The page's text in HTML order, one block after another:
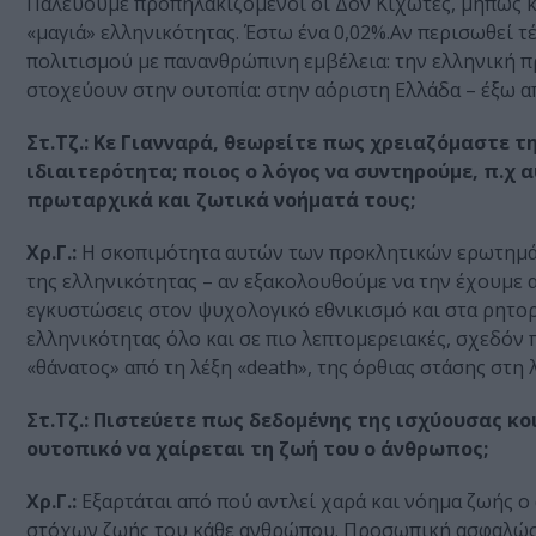
«μαγιά» ελληνικότητας. Έστω ένα 0,02%.Αν περισωθεί
πολιτισμού με πανανθρώπινη εμβέλεια: την ελληνική
στοχεύουν στην ουτοπία: στην αόριστη Ελλάδα – έξω
Στ.Τζ.: Κε Γιανναρά, θεωρείτε πως χρειαζόμαστε
ιδιαιτερότητα; ποιος ο λόγος να συντηρούμε, π.χ
πρωταρχικά και ζωτικά νοήματά τους;
Χρ.Γ.: Η σκοπιμότητα αυτών των προκλητικών
της ελληνικότητας – αν εξακολουθούμε να την έχουμε
εγκυστώσεις στον ψυχολογικό εθνικισμό και στα
ελληνικότητας όλο και σε πιο λεπτομερειακές, σχεδόν
«θάνατος» από τη λέξη «death», της όρθιας στάσης
Στ.Τζ.: Πιστεύετε πως δεδομένης της ισχύουσας
ουτοπικό να χαίρεται τη ζωή του ο άνθρωπος;
Χρ.Γ.: Εξαρτάται από πού αντλεί χαρά και νόημα
στόχων ζωής του κάθε ανθρώπου. Προσωπική ασφαλώς